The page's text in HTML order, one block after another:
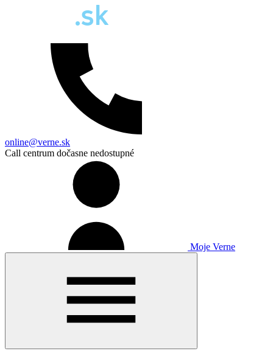
online@verne.sk
Call centrum dočasne nedostupné
Moje Verne